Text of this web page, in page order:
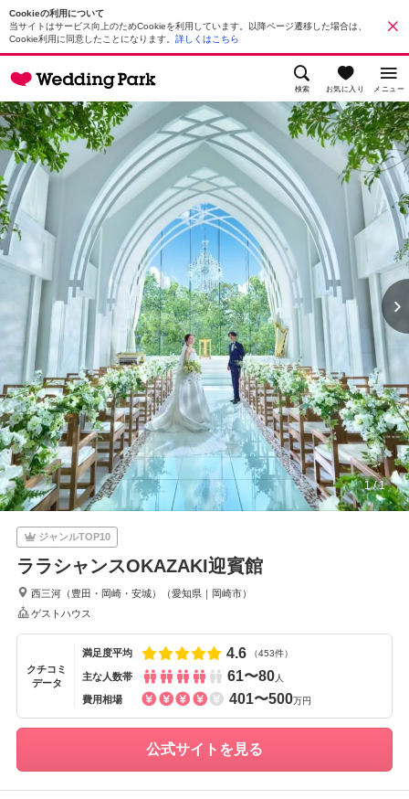
Cookieの利用について
当サイトはサービス向上のためCookieを利用しています。以降ページ遷移した場合は、
Cookie利用に同意したことになります。 詳しくはこちら
検索 お気に入り メニュー
1/1
ジャンルTOP10
ララシャンスOKAZAKI迎賓館
西三河（豊田・岡崎・安城） （愛知県 ｜ 岡崎市）
ゲストハウス
クチコミ
データ
満足度平均 4.6 （453件）
主な人数帯 61〜80人
費用相場 401〜500万円
公式サイトを見る